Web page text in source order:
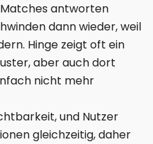
antworten
dann wieder, weil
Hinge zeigt oft ein
aber auch dort
nicht mehr
und Nutzer
gleichzeitig, daher